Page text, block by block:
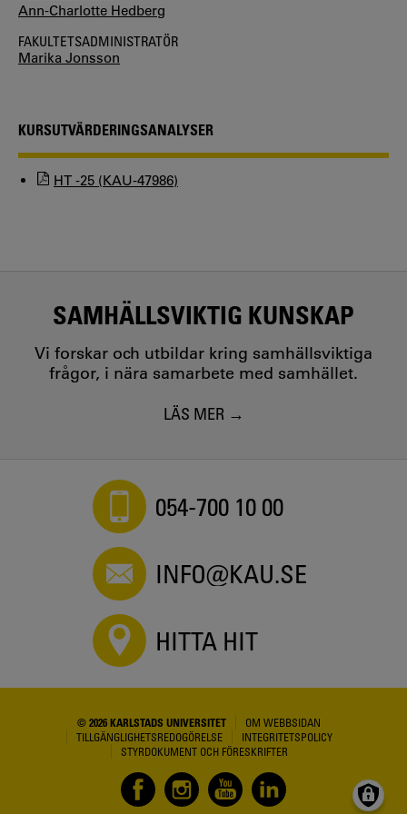
Ann-Charlotte Hedberg
FAKULTETSADMINISTRATÖR
Marika Jonsson
KURSUTVÄRDERINGSANALYSER
HT -25 (KAU-47986)
SAMHÄLLSVIKTIG KUNSKAP
Vi forskar och utbildar kring samhällsviktiga
frågor, i nära samarbete med samhället.
LÄS MER
054-700 10 00
INFO@KAU.SE
HITTA HIT
© 2026 KARLSTADS UNIVERSITET
OM WEBBSIDAN
TILLGÄNGLIGHETSREDOGÖRELSE
INTEGRITETSPOLICY
STYRDOKUMENT OCH FÖRESKRIFTER